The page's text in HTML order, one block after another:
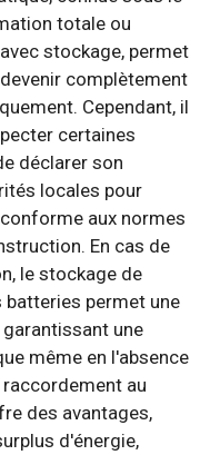
totale ou
stockage, permet
complètement
Cependant, il
certaines
déclarer son
locales pour
aux normes
En cas de
le stockage de
permet une
une
même en l'absence
raccordement au
des avantages,
d'énergie,